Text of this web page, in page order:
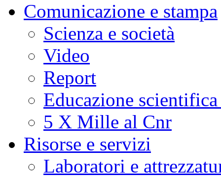
Comunicazione e stampa
Scienza e società
Video
Report
Educazione
5 X Mille al Cnr
Risorse e servizi
Laboratori e